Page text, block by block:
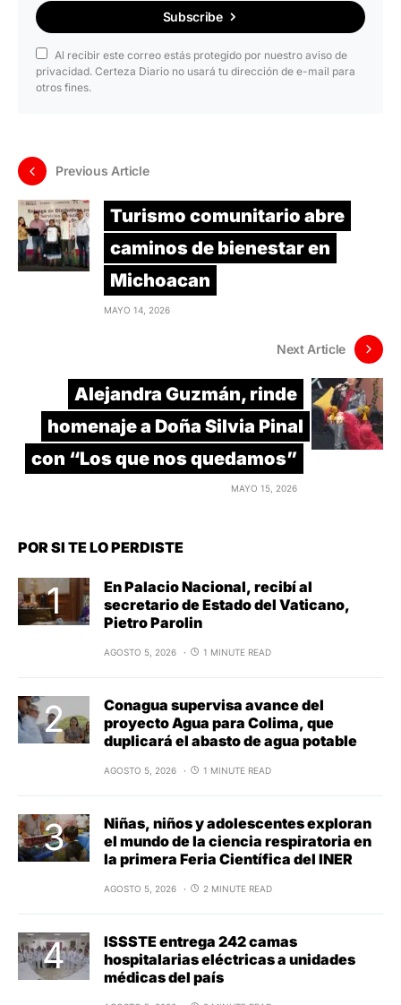
Subscribe
Al recibir este correo estás protegido por nuestro aviso de
privacidad. Certeza Diario no usará tu dirección de e-mail para
otros fines.
Previous Article
Turismo comunitario abre
caminos de bienestar en
Michoacan
MAYO 14, 2026
Next Article
Alejandra Guzmán, rinde
homenaje a Doña Silvia Pinal
con “Los que nos quedamos”
MAYO 15, 2026
POR SI TE LO PERDISTE
En Palacio Nacional, recibí al
secretario de Estado del Vaticano,
Pietro Parolin
AGOSTO 5, 2026 1 MINUTE READ
Conagua supervisa avance del
proyecto Agua para Colima, que
duplicará el abasto de agua potable
AGOSTO 5, 2026 1 MINUTE READ
Niñas, niños y adolescentes exploran
el mundo de la ciencia respiratoria en
la primera Feria Científica del INER
AGOSTO 5, 2026 2 MINUTE READ
ISSSTE entrega 242 camas
hospitalarias eléctricas a unidades
médicas del país